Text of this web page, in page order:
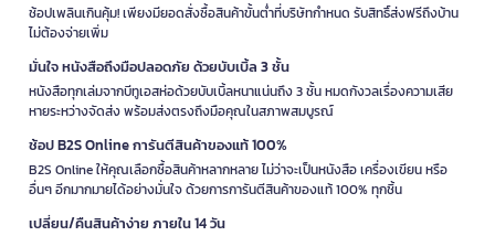
ช้อปเพลินเกินคุ้ม! เพียงมียอดสั่งซื้อสินค้าขั้นต่ำที่บริษัทกำหนด รับสิทธิ์ส่งฟรีถึงบ้าน
ไม่ต้องจ่ายเพิ่ม
มั่นใจ หนังสือถึงมือปลอดภัย ด้วยบับเบิ้ล 3 ชั้น
หนังสือทุกเล่มจากบีทูเอสห่อด้วยบับเบิ้ลหนาแน่นถึง 3 ชั้น หมดกังวลเรื่องความเสีย
หายระหว่างจัดส่ง พร้อมส่งตรงถึงมือคุณในสภาพสมบูรณ์
ช้อป B2S Online การันตีสินค้าของแท้ 100%
B2S Online ให้คุณเลือกซื้อสินค้าหลากหลาย ไม่ว่าจะเป็นหนังสือ เครื่องเขียน หรือ
อื่นๆ อีกมากมายได้อย่างมั่นใจ ด้วยการการันตีสินค้าของแท้ 100% ทุกชิ้น
เปลี่ยน/คืนสินค้าง่าย ภายใน 14 วัน